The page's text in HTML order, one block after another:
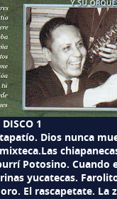
DISCO 1
Dios nunca
Potosino. Cuando
yucatecas.
El rascapetate. La